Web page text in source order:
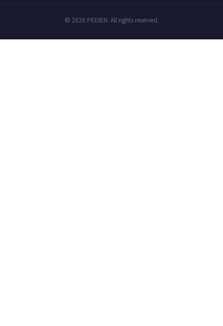
© 2026 PEDIEN. All rights reserved.